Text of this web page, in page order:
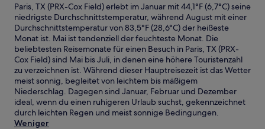
Paris, TX (PRX-Cox Field) erlebt im Januar mit 44,1°F (6,7°C) seine
niedrigste Durchschnittstemperatur, während August mit einer
Durchschnittstemperatur von 83,5°F (28,6°C) der heißeste
Monat ist. Mai ist tendenziell der feuchteste Monat. Die
beliebtesten Reisemonate für einen Besuch in Paris, TX (PRX-
Cox Field) sind Mai bis Juli, in denen eine höhere Touristenzahl
zu verzeichnen ist. Während dieser Hauptreisezeit ist das Wetter
meist sonnig, begleitet von leichtem bis mäßigem
Niederschlag. Dagegen sind Januar, Februar und Dezember
ideal, wenn du einen ruhigeren Urlaub suchst, gekennzeichnet
durch leichten Regen und meist sonnige Bedingungen.
Weniger